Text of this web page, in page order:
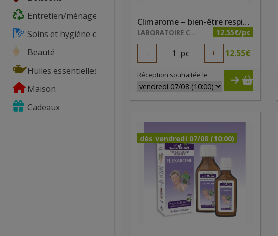
Entretien/ménage
Soins et hygiène du corps
Beauté
Huiles essentielles
Maison
Cadeaux
Climarome – bien-être respiratoire 15ml
LABORATOIRE COSBIONAT 12.55€/pc
- 1 pc + 12.55€
Réception souhaitée le
dès vendredi 07/08 (10:00)